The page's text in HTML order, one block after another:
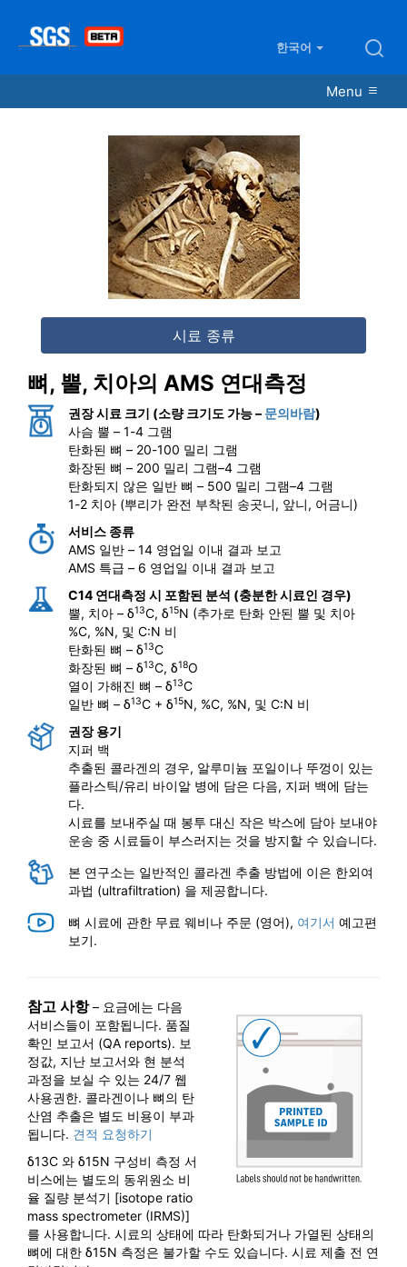
한국어
Menu
뼈, 뿔, 치아의 AMS 연대측정
권장 시료 크기 (소량 크기도 가능 – 문의바람)
사슴 뿔 – 1-4 그램
탄화된 뼈 – 20-100 밀리 그램
화장된 뼈 – 200 밀리 그램–4 그램
탄화되지 않은 일반 뼈 – 500 밀리 그램–4 그램
1-2 치아 (뿌리가 완전 부착된 송곳니, 앞니, 어금니)
서비스 종류
AMS 일반 – 14 영업일 이내 결과 보고
AMS 특급 – 6 영업일 이내 결과 보고
C14 연대측정 시 포함된 분석 (충분한 시료인 경우)
뿔, 치아 – δ13C, δ15N (추가로 탄화 안된 뿔 및 치아
%C, %N, 및 C:N 비
탄화된 뼈 – δ13C
화장된 뼈 – δ13C, δ18O
열이 가해진 뼈 – δ13C
일반 뼈 – δ13C + δ15N, %C, %N, 및 C:N 비
권장 용기
지퍼 백
추출된 콜라겐의 경우, 알루미늄 포일이나 뚜껑이 있는
플라스틱/유리 바이알 병에 담은 다음, 지퍼 백에 담는
다.
시료를 보내주실 때 봉투 대신 작은 박스에 담아 보내야
운송 중 시료들이 부스러지는 것을 방지할 수 있습니다.
본 연구소는 일반적인 콜라겐 추출 방법에 이은 한외여
과법 (ultrafiltration) 을 제공합니다.
뼈 시료에 관한 무료 웨비나 주문 (영어), 여기서 예고편
보기.
참고 사항– 요금에는 다음
서비스들이 포함됩니다. 품질
확인 보고서 (QA reports). 보
정값, 지난 보고서와 현 분석
과정을 보실 수 있는 24/7 웹
사용권한. 콜라겐이나 뼈의 탄
산염 추출은 별도 비용이 부과
됩니다. 견적 요청하기
δ13C 와 δ15N 구성비 측정 서
비스에는 별도의 동위원소 비
율 질량 분석기 [isotope ratio
mass spectrometer (IRMS)]
를 사용합니다. 시료의 상태에 따라 탄화되거나 가열된 상태의
뼈에 대한 δ15N 측정은 불가할 수도 있습니다. 시료 제출 전 연